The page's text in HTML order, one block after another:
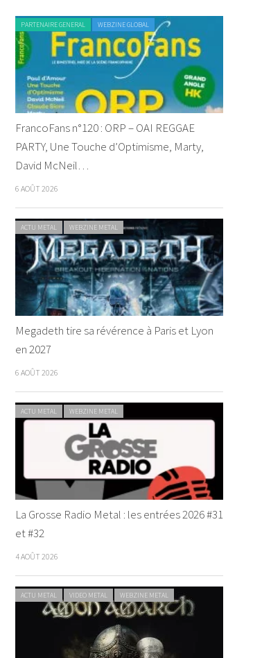
PARTENAIRE GENERAL WEBZINE GLOBAL
FrancoFans n°120 : ORP – OAI REGGAE
PARTY, Une Touche d’Optimisme, Marty,
David McNeil…
6 AOÛT 2026
ACTU METAL WEBZINE METAL
Megadeth tire sa révérence à Paris et Lyon
en 2027
6 AOÛT 2026
ACTU METAL WEBZINE METAL
La Grosse Radio Metal : les entrées 2026 #31
et #32
4 AOÛT 2026
ACTU METAL VIDEO METAL WEBZINE METAL